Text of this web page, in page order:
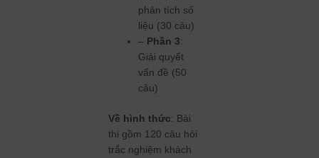
phân tích số
liệu (30 câu)
– Phần 3:
Giải quyết
vấn đề (50
câu)
Về hình thức: Bài
thi gồm 120 câu hỏi
trắc nghiệm khách